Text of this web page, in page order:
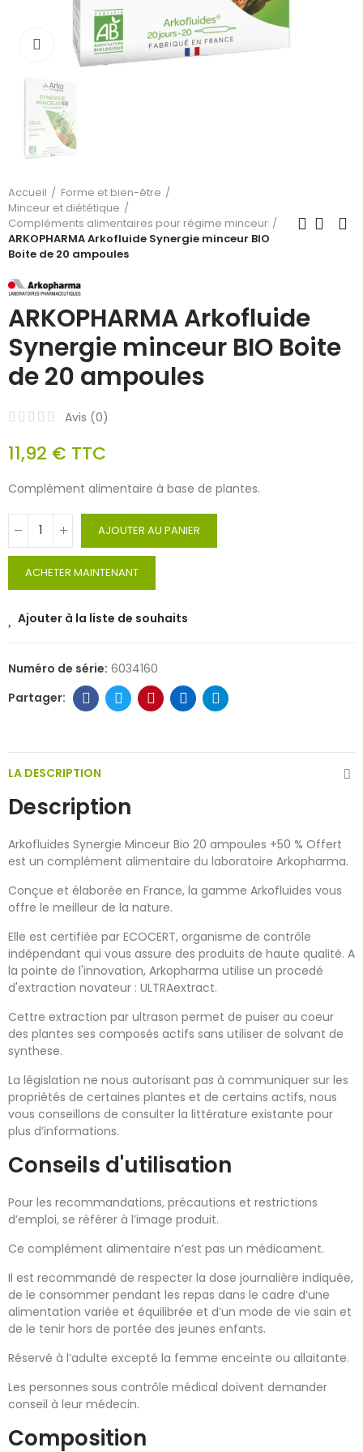
Cliquez pour agrandir
Accueil
Forme et bien-être
Minceur et diététique
Compléments alimentaires pour régime minceur
ARKOPHARMA Arkofluide Synergie minceur BIO
Boite de 20 ampoules
ARKOPHARMA Arkofluide
Synergie minceur BIO Boite
de 20 ampoules
Avis (0)
11,92 € TTC
Complément alimentaire à base de plantes.
AJOUTER AU PANIER
ACHETER MAINTENANT
Ajouter à la liste de souhaits
Numéro de série: 6034160
LA DESCRIPTION
Description
Arkofluides Synergie Minceur Bio 20 ampoules +50 % Offert
est un complément alimentaire du laboratoire Arkopharma.
Conçue et élaborée en France, la gamme Arkofluides vous
offre le meilleur de la nature.
Elle est certifiée par ECOCERT, organisme de contrôle
indépendant qui vous assure des produits de haute qualité. A
la pointe de l'innovation, Arkopharma utilise un procedé
d'extraction novateur : ULTRAextract.
Cettre extraction par ultrason permet de puiser au coeur
des plantes ses composés actifs sans utiliser de solvant de
synthese.
La législation ne nous autorisant pas à communiquer sur les
propriétés de certaines plantes et de certains actifs, nous
vous conseillons de consulter la littérature existante pour
plus d’informations.
Conseils d'utilisation
Pour les recommandations, précautions et restrictions
d’emploi, se référer à l’image produit.
Ce complément alimentaire n’est pas un médicament.
Il est recommandé de respecter la dose journalière indiquée,
de le consommer pendant les repas dans le cadre d’une
alimentation variée et équilibrée et d’un mode de vie sain et
de le tenir hors de portée des jeunes enfants.
Réservé à l’adulte excepté la femme enceinte ou allaitante.
Les personnes sous contrôle médical doivent demander
conseil à leur médecin.
Composition